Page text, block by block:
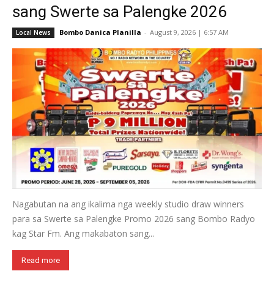
sang Swerte sa Palengke 2026
Local News Bombo Danica Planilla - August 9, 2026 | 6:57 AM
Nagabutan na ang ikalima nga weekly studio draw winners
para sa Swerte sa Palengke Promo 2026 sang Bombo Radyo
kag Star Fm. Ang makabaton sang...
Read more